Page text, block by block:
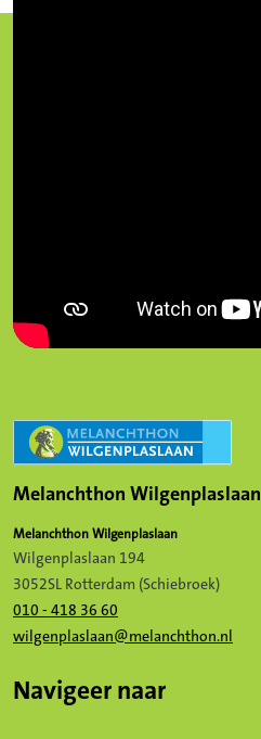
Melanchthon Wilgenplaslaan
Melanchthon Wilgenplaslaan
Wilgenplaslaan 194
3052SL Rotterdam (Schiebroek)
010 - 418 36 60
wilgenplaslaan@melanchthon.nl
Navigeer naar